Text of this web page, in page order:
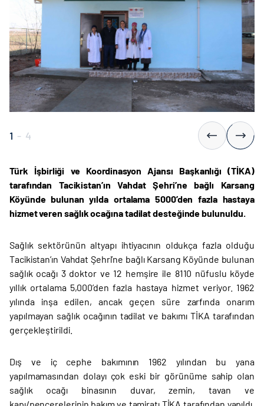
1 - 4
Türk İşbirliği ve Koordinasyon Ajansı Başkanlığı (TİKA)
tarafından Tacikistan’ın Vahdat Şehri’ne bağlı Karsang
Köyünde bulunan yılda ortalama 5000’den fazla hastaya
hizmet veren sağlık ocağına tadilat desteğinde bulunuldu.
Sağlık sektörünün altyapı ihtiyacının oldukça fazla olduğu
Tacikistan’ın Vahdat Şehri’ne bağlı Karsang Köyünde bulunan
sağlık ocağı 3 doktor ve 12 hemşire ile 8110 nüfuslu köyde
yıllık ortalama 5,000’den fazla hastaya hizmet veriyor. 1962
yılında inşa edilen, ancak geçen süre zarfında onarım
yapılmayan sağlık ocağının tadilat ve bakımı TİKA tarafından
gerçekleştirildi.
Dış ve iç cephe bakımının 1962 yılından bu yana
yapılmamasından dolayı çok eski bir görünüme sahip olan
sağlık ocağı binasının duvar, zemin, tavan ve